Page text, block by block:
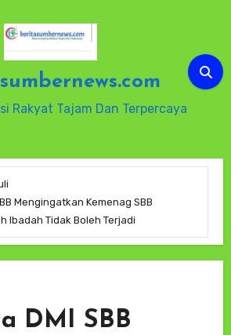
Rakyat Tajam Dan Terpercaya
Mengingatkan Kemenag SBB
Ibadah Tidak Boleh Terjadi
DMI SBB